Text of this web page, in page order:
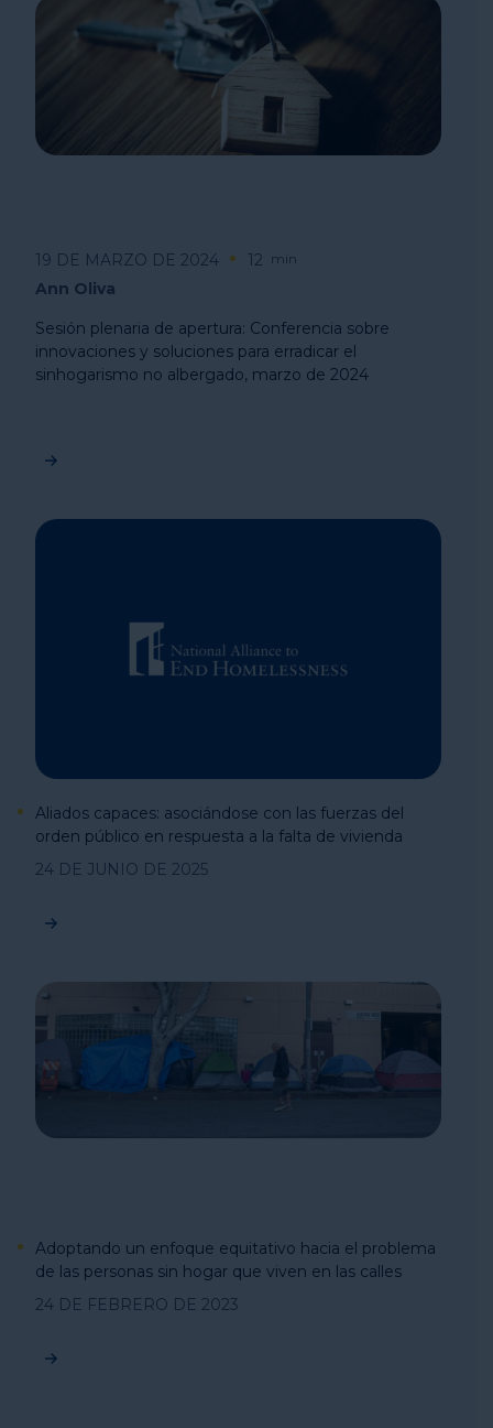
19 DE MARZO DE 2024 12 min
Ann Oliva
Sesión plenaria de apertura: Conferencia sobre
innovaciones y soluciones para erradicar el
sinhogarismo no albergado, marzo de 2024
Aliados capaces: asociándose con las fuerzas del
orden público en respuesta a la falta de vivienda
24 DE JUNIO DE 2025
Adoptando un enfoque equitativo hacia el problema
de las personas sin hogar que viven en las calles
24 DE FEBRERO DE 2023